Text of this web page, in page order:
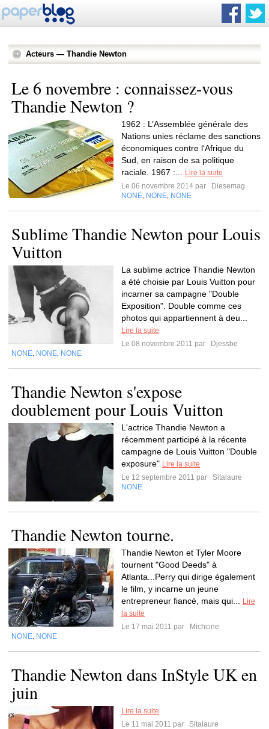
Acteurs — Thandie Newton
Le 6 novembre : connaissez-vous
Thandie Newton ?
1962 : L’Assemblée générale des
Nations unies réclame des sanctions
économiques contre l‘Afrique du
Sud, en raison de sa politique
raciale. 1967 :...
Lire la suite
Le 06 novembre 2014 par
Diesemag
NONE NONE NONE
Sublime Thandie Newton pour Louis
Vuitton
La sublime actrice Thandie Newton
a été choisie par Louis Vuitton pour
incarner sa campagne "Double
Exposition". Double comme ces
photos qui appartiennent à deu...
Lire la suite
Le 08 novembre 2011 par
Djessbe
NONE NONE NONE
Thandie Newton s'expose
doublement pour Louis Vuitton
L'actrice Thandie Newton a
récemment participé à la récente
campagne de Louis Vuitton "Double
exposure" Lire la suite
Le 12 septembre 2011 par
Sitalaure
NONE
Thandie Newton tourne.
Thandie Newton et Tyler Moore
tournent "Good Deeds" à
Atlanta...Perry qui dirige également
le film, y incarne un jeune
entrepreneur fiancé, mais qui...
Lire
la suite
Le 17 mai 2011 par
Michcine
NONE NONE
Thandie Newton dans InStyle UK en
juin
Lire la suite
Le 11 mai 2011 par
Sitalaure